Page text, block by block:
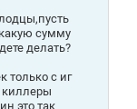
сумму
делать?
только с иг
киллеры
это так